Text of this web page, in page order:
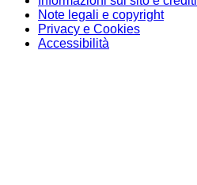
Note legali e copyright
Privacy e Cookies
Accessibilità